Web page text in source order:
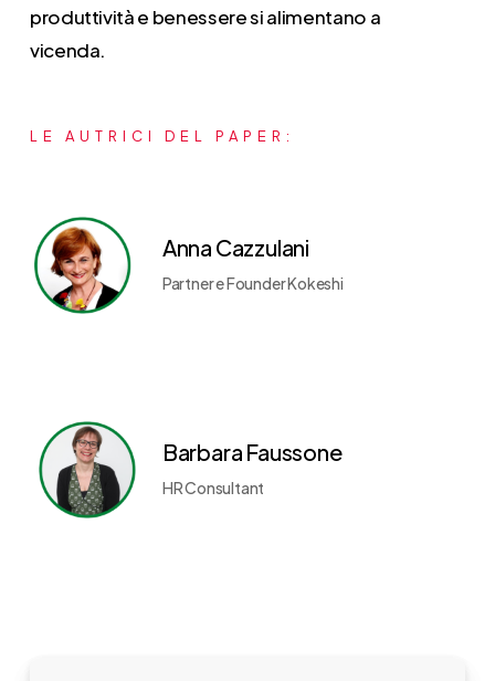
produttività e benessere si alimentano a
vicenda.
LE AUTRICI DEL PAPER:
Anna Cazzulani
Partner e Founder Kokeshi
Barbara Faussone
HR Consultant